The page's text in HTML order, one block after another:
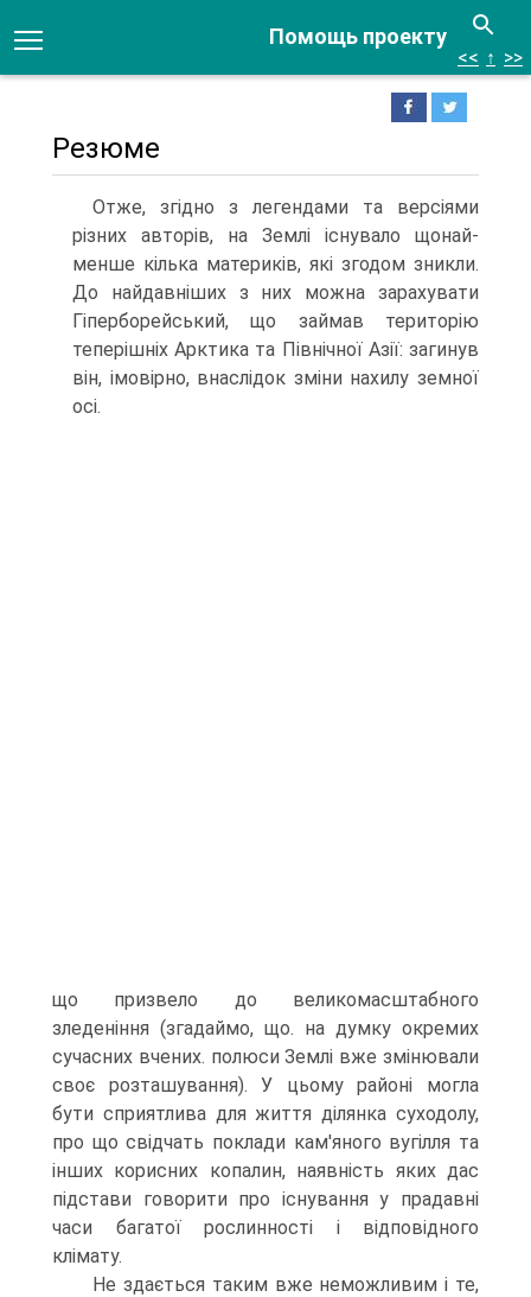
Помощь проекту
<< ↑ >>
Резюме
Отже, згідно з легендами та версіями
різних авторів, на Землі існувало щонай­
менше кілька материків, які згодом зникли.
До найдавніших з них можна зара­хувати
Гіперборейський, що займав територію
теперішніх Арктика та Північної Азії: загинув
він, імовірно, внаслідок зміни нахилу земної
осі.
що призвело до великомасштабного
зледеніння (згадаймо, що. на думку окремих
сучасних вче­них. полюси Землі вже змінювали
своє розташування). У цьому районі могла
бути сприятлива для життя ділянка суходолу,
про що свідчать поклади кам'яно­го вугілля та
інших корисних копалин, наявність яких дас
підстави говорити про існування у прадавні
часи багатої рослинності і відповідного
клімату.
Не здається таким вже неможливим і те,